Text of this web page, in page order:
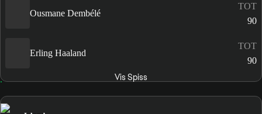
Ousmane Dembélé
TOT
90
Erling Haaland
TOT
90
Vis Spiss